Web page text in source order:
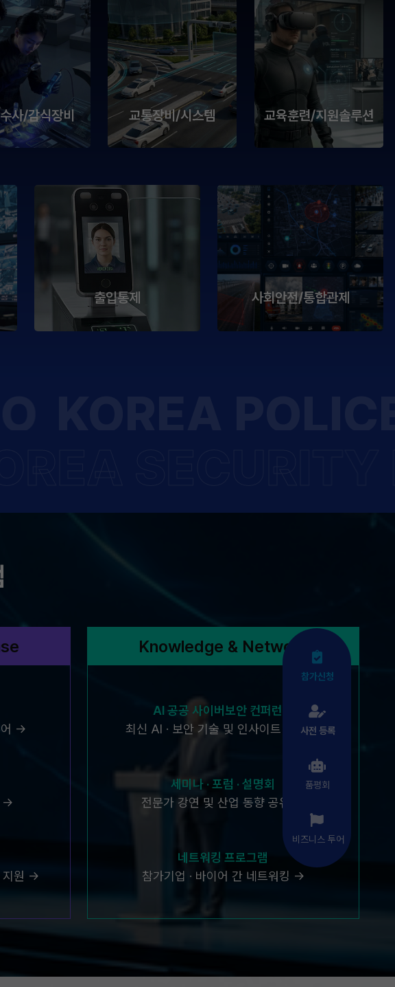
사/감식장비 교통장비/시스템 교육훈련/지원솔루션
출입통제 사회안전/통합관제
어 →
→
지원 →
Knowledge & Network
AI 공공 사이버보안 컨퍼런스
최신 AI · 보안 기술 및 인사이트 공유 →
세미나 · 포럼 · 설명회
전문가 강연 및 산업 동향 공유 →
네트워킹 프로그램
참가기업 · 바이어 간 네트워킹 →
참가신청
사전 등록
품평회
비즈니스 투어